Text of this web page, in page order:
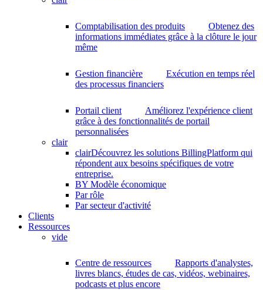
Comptabilisation des produits
Obtenez des
informations immédiates grâce à la clôture le jour
même
Gestion financière
Exécution en temps réel
des processus financiers
Portail client
Améliorez l'expérience client
grâce à des fonctionnalités de portail
personnalisées
clair
clairDécouvrez les solutions BillingPlatform qui
répondent aux besoins spécifiques de votre
entreprise.
BY Modèle économique
Par rôle
Par secteur d'activité
Clients
Ressources
vide
Centre de ressources
Rapports d'analystes,
livres blancs, études de cas, vidéos, webinaires,
podcasts et plus encore